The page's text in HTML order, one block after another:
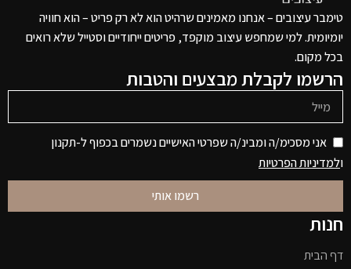
טימבר עיצובים – אנחנו מאמינים שרהיט הוא לא רק פריט – הוא חוויה
יומיומית. למי שמחפש עיצוב מוקפד, פריטים ייחודיים וסטייל שלא רואים
בכל מקום.
הרשמו לקבלת מבצעים והטבות
אני מסכימ/ה ומבינ/ה שפרטי האישיים נשמרים בכפוף ל-תקנון
ולמדיניות הפרטיות
רשמו אותי
חנות
דף הבית